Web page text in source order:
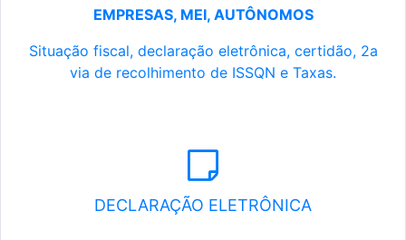
EMPRESAS, MEI, AUTÔNOMOS
Situação fiscal, declaração eletrônica, certidão, 2a
via de recolhimento de ISSQN e Taxas.
DECLARAÇÃO ELETRÔNICA